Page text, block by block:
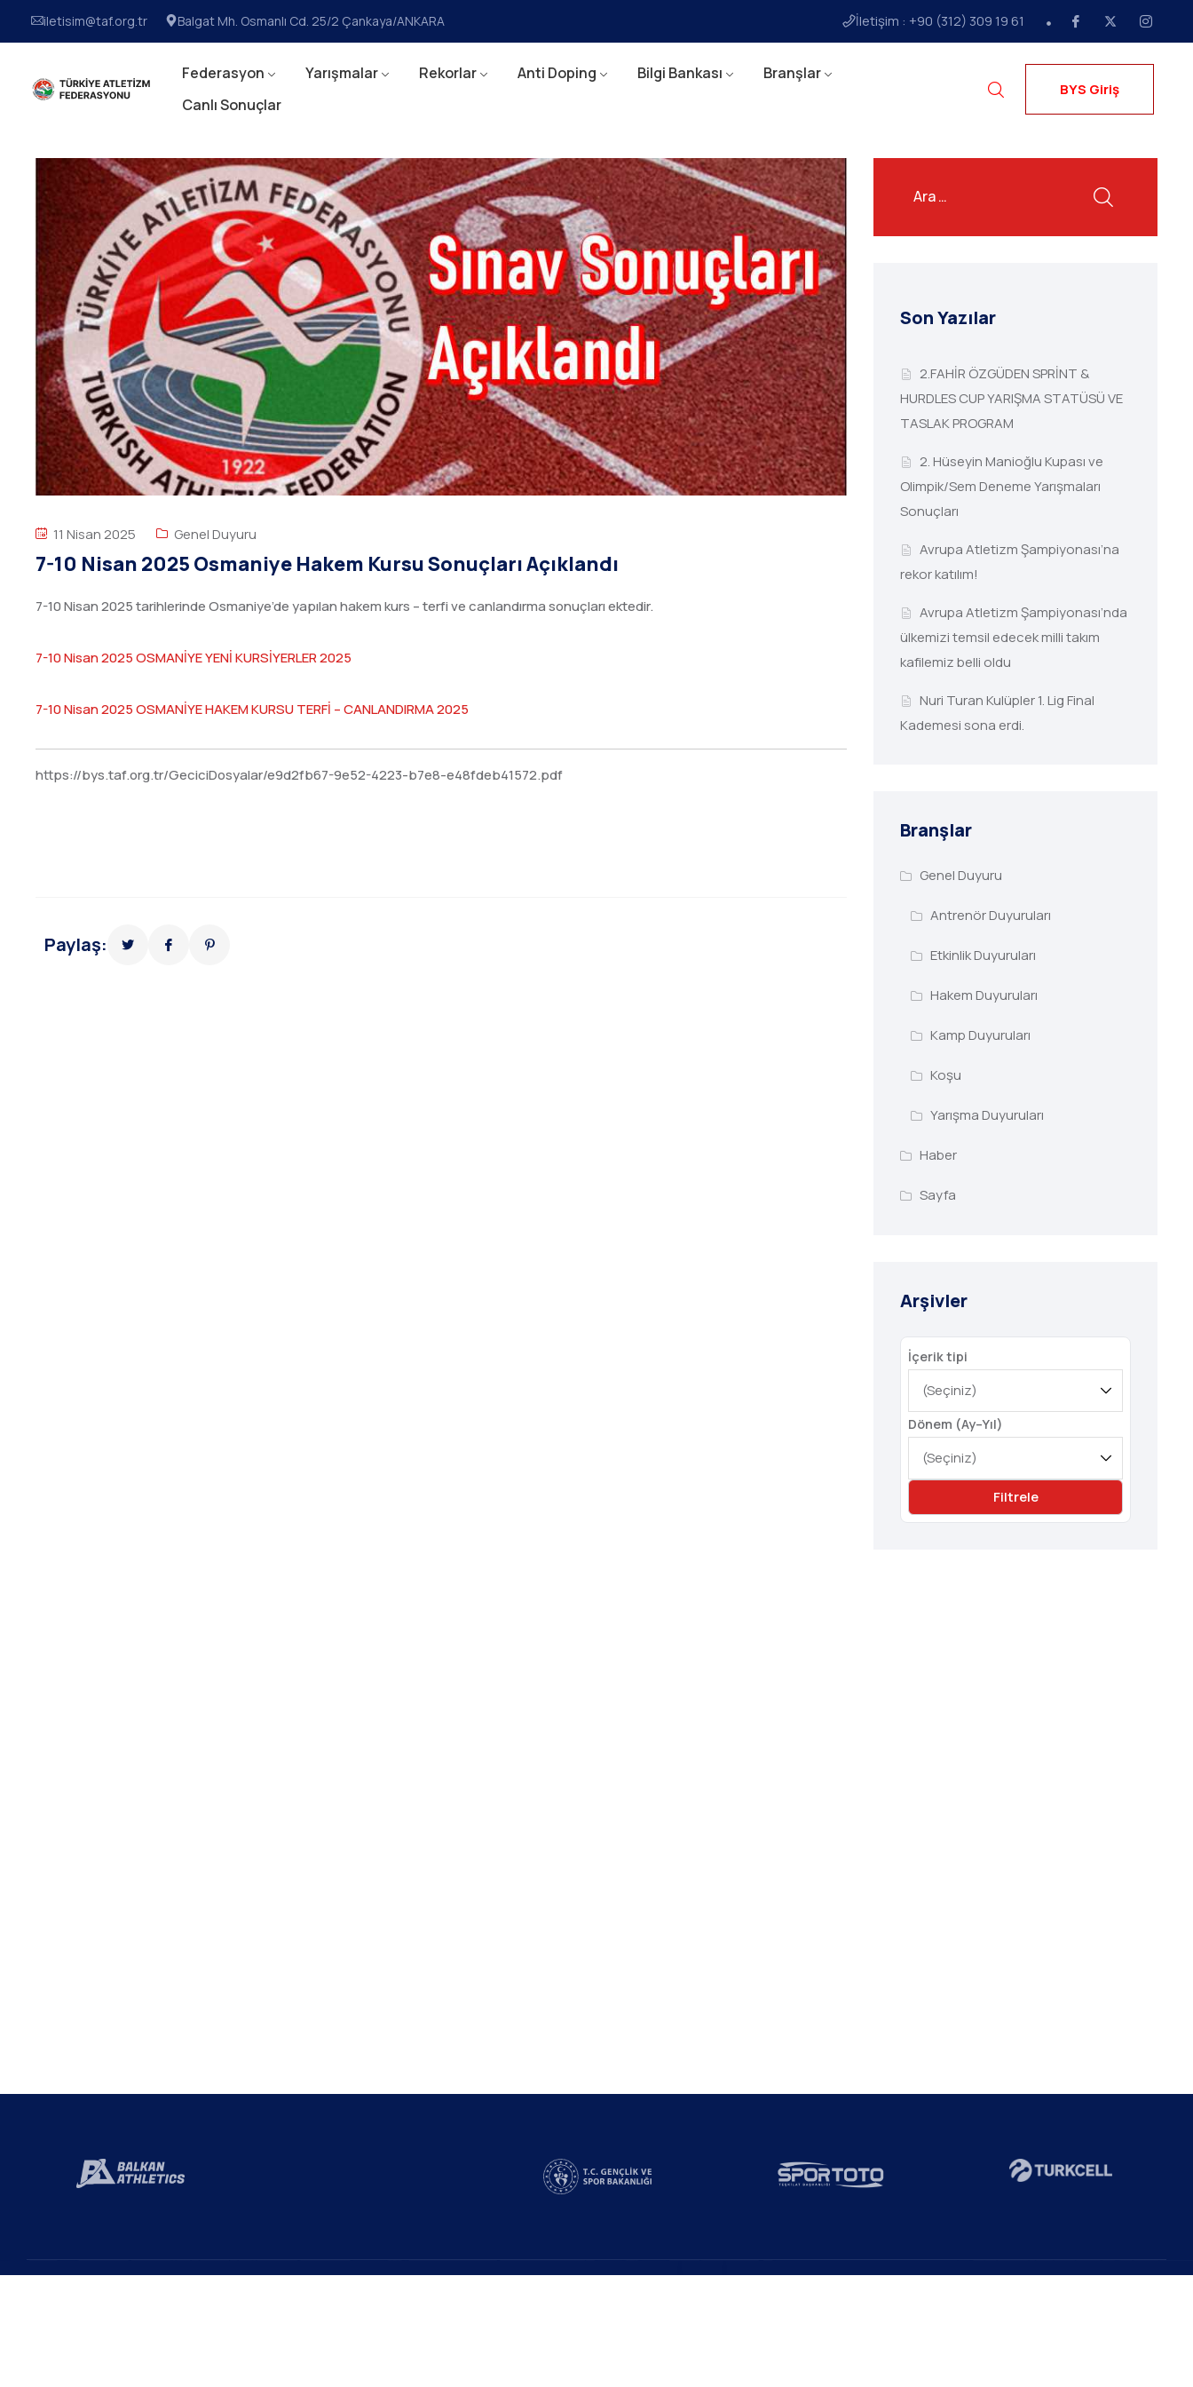
iletisim@taf.org.tr Balgat Mh. Osmanlı Cd. 25/2 Çankaya/ANKARA İletişim : +90 (312) 309 19 61
Federasyon Yarışmalar Rekorlar Anti Doping Bilgi Bankası
Branşlar
Canlı Sonuçlar
BYS Giriş
11 Nisan 2025 Genel Duyuru
7-10 Nisan 2025 Osmaniye Hakem Kursu Sonuçları Açıklandı
7-10 Nisan 2025 tarihlerinde Osmaniye’de yapılan hakem kurs – terfi ve canlandırma sonuçları ektedir.
7-10 Nisan 2025 OSMANİYE YENİ KURSİYERLER 2025
7-10 Nisan 2025 OSMANİYE HAKEM KURSU TERFİ – CANLANDIRMA 2025
https://bys.taf.org.tr/GeciciDosyalar/e9d2fb67-9e52-4223-b7e8-e48fdeb41572.pdf
Paylaş:
Son Yazılar
2.FAHİR ÖZGÜDEN SPRİNT &
HURDLES CUP YARIŞMA STATÜSÜ VE
TASLAK PROGRAM
2. Hüseyin Manioğlu Kupası ve
Olimpik/Sem Deneme Yarışmaları
Sonuçları
Avrupa Atletizm Şampiyonası’na
rekor katılım!
Avrupa Atletizm Şampiyonası’nda
ülkemizi temsil edecek milli takım
kafilemiz belli oldu
Nuri Turan Kulüpler 1. Lig Final
Kademesi sona erdi.
Branşlar
Genel Duyuru
Antrenör Duyuruları
Etkinlik Duyuruları
Hakem Duyuruları
Kamp Duyuruları
Koşu
Yarışma Duyuruları
Haber
Sayfa
Arşivler
İçerik tipi
Dönem (Ay–Yıl)
Filtrele